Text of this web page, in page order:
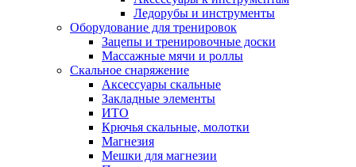
Ледорубы и инструменты
Оборудование для тренировок
Зацепы и тренировочные доски
Массажные мячи и роллы
Скальное снаряжение
Аксессуары скальные
Закладные элементы
ИТО
Крючья скальные, молотки
Магнезия
Мешки для магнезии